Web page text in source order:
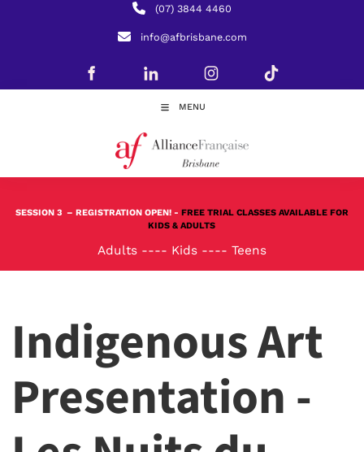
(07) 3844 4460
info@afbrisbane.com
MENU
SESSION 3 – REGISTRATION OPEN! - FREE TRIAL CLASSES AVAILABLE FOR
KIDS & ADULTS
Adults ---- Kids ---- Teens
Indigenous Art
Presentation -